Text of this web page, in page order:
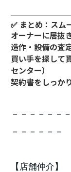
✅ まとめ：スム
オーナーに居抜
造作・設備の査
買い手を探して
センター）
契約書をしっか
－－－－－－
－－－－－－
【店舗仲介】